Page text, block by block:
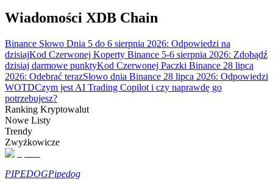
Automatyczna inwestycja
Zdobądź długoterminowy zysk i elastyczne zainteresowania
Wiadomości XDB Chain
Binance Słowo Dnia 5 do 6 sierpnia 2026: Odpowiedzi na
dzisiajKod Czerwonej Koperty Binance 5-6 sierpnia 2026: Zdobądź
dzisiaj darmowe punktyKod Czerwonej Paczki Binance 28 lipca
2026: Odebrać terazSłowo dnia Binance 28 lipca 2026: Odpowiedzi
WOTDCzym jest AI Trading Copilot i czy naprawdę go
potrzebujesz?
Ranking Kryptowalut
Nowe Listy
Trendy
Zwyżkowicze
PIPEDOGPipedog